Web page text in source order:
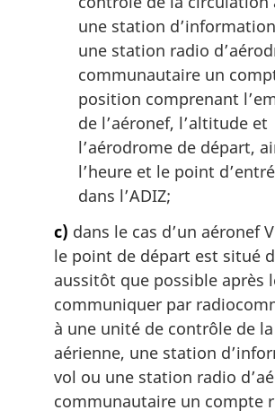
une station
une station radio
communautaire un
position comprenant
de l’aéronef, l’altitude et
l’aérodrome de départ,
l’heure et le point
dans l’ADIZ;
c) dans le cas d’un aéronef
le point de départ est situé
aussitôt que possible après
communiquer par
à une unité de contrôle de
aérienne, une station
vol ou une station radio
communautaire un compte